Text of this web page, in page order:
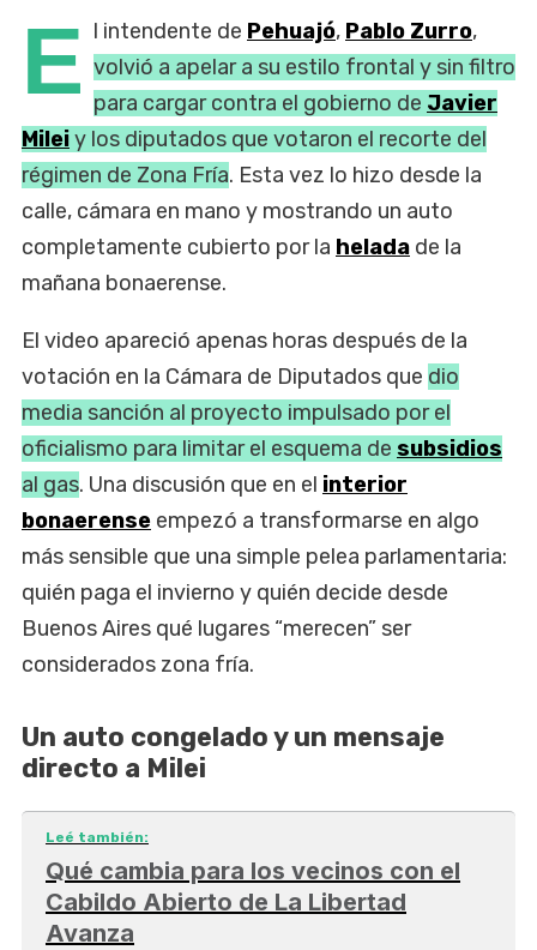
E l intendente de Pehuajó, Pablo Zurro,
volvió a apelar a su estilo frontal y sin filtro
para cargar contra el gobierno de Javier
Mileiy los diputados que votaron el recorte del
régimen de Zona Fría. Esta vez lo hizo desde la
calle, cámara en mano y mostrando un auto
completamente cubierto por la helada de la
mañana bonaerense.
El video apareció apenas horas después de la
votación en la Cámara de Diputados que dio
media sanción al proyecto impulsado por el
oficialismo para limitar el esquema de subsidios
al gas. Una discusión que en el interior
bonaerense empezó a transformarse en algo
más sensible que una simple pelea parlamentaria:
quién paga el invierno y quién decide desde
Buenos Aires qué lugares “merecen” ser
considerados zona fría.
Un auto congelado y un mensaje
directo a Milei
Leé también:
Qué cambia para los vecinos con el
Cabildo Abierto de La Libertad
Avanza